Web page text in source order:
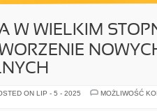
W WIELKIM
ON LIP - 5 - 2025
MOŻLIWOŚĆ